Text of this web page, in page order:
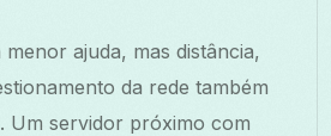
ajuda, mas distância,
da rede também
Um servidor próximo com